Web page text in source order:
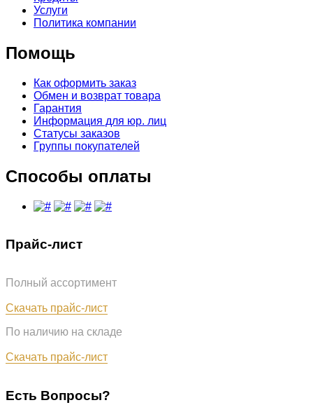
Услуги
Политика компании
Помощь
Как оформить заказ
Обмен и возврат товара
Гарантия
Информация для юр. лиц
Статусы заказов
Группы покупателей
Способы оплаты
Прайс-лист
Полный ассортимент
Скачать прайс-лист
По наличию на складе
Скачать прайс-лист
Есть Вопросы?